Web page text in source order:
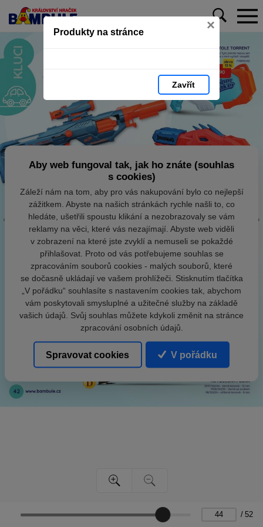
Produkty na stránce ×
Zavřít
/ 52
Aby web fungoval tak, jak ho znáte (souhlas
s cookies)
Záleží nám na tom, aby pro vás nakupování bylo co nejlepší
zážitkem. Abyste na našich stránkách rychle našli to, co
hledáte, ušetřili spoustu klikání a nezobrazovaly se vám
reklamy na věci, které vás nezajímají. Abyste web viděli
v zobrazení na které jste zvyklí a nemuseli se pokaždé
přihlašovat. Proto od vás potřebujeme souhlas se
zpracováním souborů cookies - malých souborů, které
se dočasně ukládají ve vašem prohlížeči. Stisknutím tlačítka
„V pořádku“ souhlasíte s nastavením cookies tak, abychom
vám poskytovali smysluplné a užitečné služby na základě
vašich údajů. Svůj souhlas můžete kdykoli změnit na stránce
zpracování osobních údajů.
Spravovat cookies V pořádku